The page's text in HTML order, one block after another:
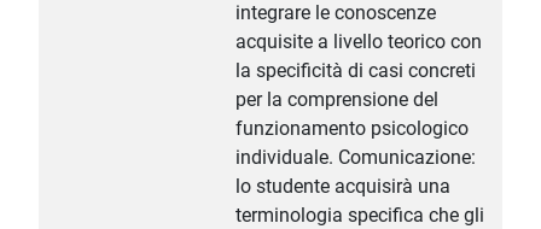
integrare le conoscenze
acquisite a livello teorico con
la specificità di casi concreti
per la comprensione del
funzionamento psicologico
individuale. Comunicazione:
lo studente acquisirà una
terminologia specifica che gli